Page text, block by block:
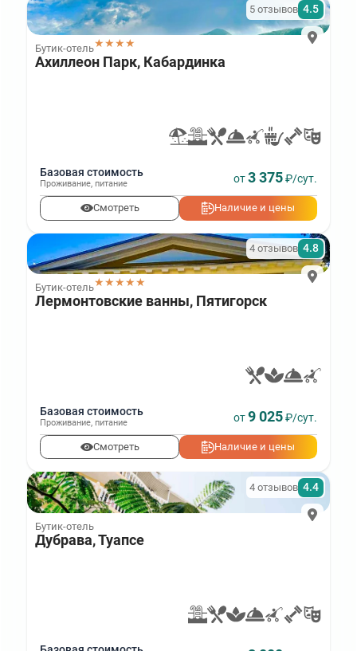
Бутик-отель★★★★
5 отзывов 4.5
Ахиллеон Парк, Кабардинка
Базовая стоимость
Проживание, питание от3 375₽/сут.
Смотреть Наличие и цены
Бутик-отель★★★★★
4 отзывов 4.8
Лермонтовские ванны, Пятигорск
Базовая стоимость
Проживание питание от9 025₽/сут.
Смотреть Наличие и цены
Бутик-отель
4 отзывов 4.4
Дубрава, Туапсе